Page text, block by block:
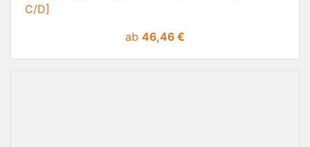
C/D]
ab Preis
46,46 €